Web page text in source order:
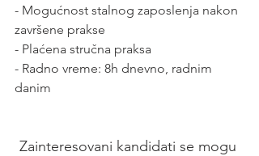
- Mogućnost stalnog zaposlenja nakon
završene prakse
- Plaćena stručna praksa
- Radno vreme: 8h dnevno, radnim
danim
Zainteresovani kandidati se mogu